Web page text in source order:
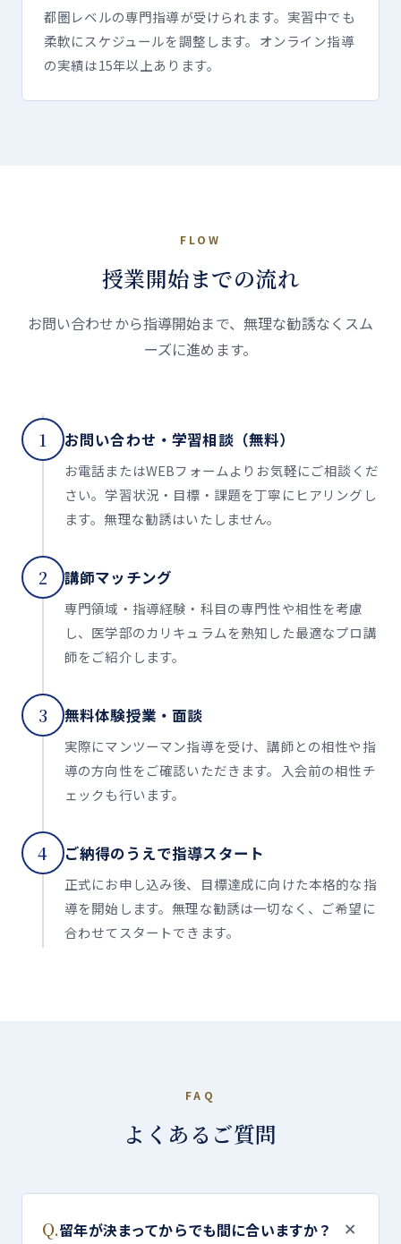
都圏レベルの専門指導が受けられます。実習中でも
柔軟にスケジュールを調整します。オンライン指導
の実績は15年以上あります。
FLOW
授業開始までの流れ
お問い合わせから指導開始まで、無理な勧誘なくスム
ーズに進めます。
1 お問い合わせ・学習相談（無料）
お電話またはWEBフォームよりお気軽にご相談くだ
さい。学習状況・目標・課題を丁寧にヒアリングし
ます。無理な勧誘はいたしません。
2 講師マッチング
専門領域・指導経験・科目の専門性や相性を考慮
し、医学部のカリキュラムを熟知した最適なプロ講
師をご紹介します。
3 無料体験授業・面談
実際にマンツーマン指導を受け、講師との相性や指
導の方向性をご確認いただきます。入会前の相性チ
ェックも行います。
4 ご納得のうえで指導スタート
正式にお申し込み後、目標達成に向けた本格的な指
導を開始します。無理な勧誘は一切なく、ご希望に
合わせてスタートできます。
FAQ
よくあるご質問
Q.留年が決まってからでも間に合いますか？ ＋